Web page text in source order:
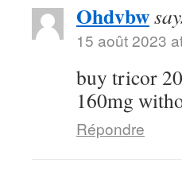
Ohdvbw
15 août 2023
buy tricor
160mg
Répondre